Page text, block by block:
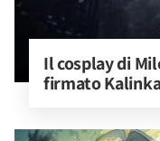
Il cosplay di
firmato